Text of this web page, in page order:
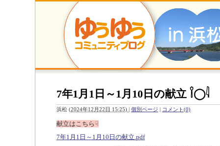
7年1月1日～1月10日の献立 𓌉◯𓇋
浜松 (2024年12月22日 15:25) | 個別ページ | コメント(0)
献立はこちら☟
7年1月1日～1月10日の献立.pdf